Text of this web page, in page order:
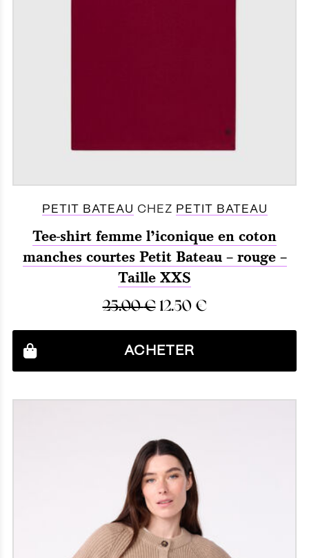
PETIT BATEAU CHEZ PETIT BATEAU
Tee-shirt femme l’iconique en coton
manches courtes Petit Bateau – rouge –
Taille XXS
25.00€12.50 €
ACHETER